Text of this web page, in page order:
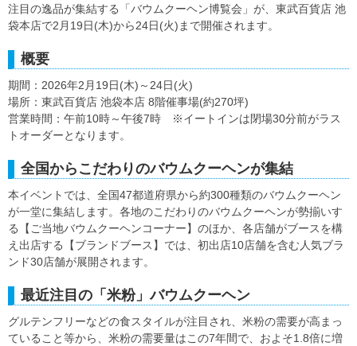
注目の逸品が集結する「バウムクーヘン博覧会」が、東武百貨店 池
袋本店で2月19日(木)から24日(火)まで開催されます。
概要
期間：2026年2月19日(木)～24日(火)
場所：東武百貨店 池袋本店 8階催事場(約270坪)
営業時間：午前10時～午後7時 ※イートインは閉場30分前がラス
トオーダーとなります。
全国からこだわりのバウムクーヘンが集結
本イベントでは、全国47都道府県から約300種類のバウムクーヘン
が一堂に集結します。各地のこだわりのバウムクーヘンが勢揃いす
る【ご当地バウムクーヘンコーナー】のほか、各店舗がブースを構
え出店する【ブランドブース】では、初出店10店舗を含む人気ブラ
ンド30店舗が展開されます。
最近注目の「米粉」バウムクーヘン
グルテンフリーなどの食スタイルが注目され、米粉の需要が高まっ
ていること等から、米粉の需要量はこの7年間で、およそ1.8倍に増